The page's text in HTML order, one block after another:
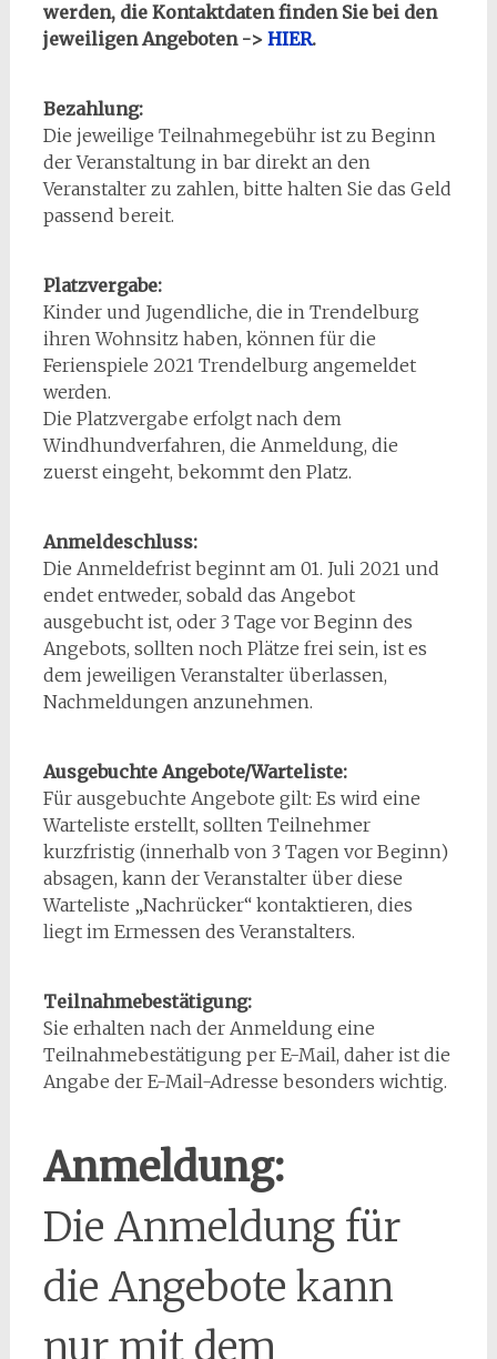
werden, die Kontaktdaten finden Sie bei den
jeweiligen Angeboten -> HIER.
Bezahlung:
Die jeweilige Teilnahmegebühr ist zu Beginn
der Veranstaltung in bar direkt an den
Veranstalter zu zahlen, bitte halten Sie das Geld
passend bereit.
Platzvergabe:
Kinder und Jugendliche, die in Trendelburg
ihren Wohnsitz haben, können für die
Ferienspiele 2021 Trendelburg angemeldet
werden.
Die Platzvergabe erfolgt nach dem
Windhundverfahren, die Anmeldung, die
zuerst eingeht, bekommt den Platz.
Anmeldeschluss:
Die Anmeldefrist beginnt am 01. Juli 2021 und
endet entweder, sobald das Angebot
ausgebucht ist, oder 3 Tage vor Beginn des
Angebots, sollten noch Plätze frei sein, ist es
dem jeweiligen Veranstalter überlassen,
Nachmeldungen anzunehmen.
Ausgebuchte Angebote/Warteliste:
Für ausgebuchte Angebote gilt: Es wird eine
Warteliste erstellt, sollten Teilnehmer
kurzfristig (innerhalb von 3 Tagen vor Beginn)
absagen, kann der Veranstalter über diese
Warteliste „Nachrücker“ kontaktieren, dies
liegt im Ermessen des Veranstalters.
Teilnahmebestätigung:
Sie erhalten nach der Anmeldung eine
Teilnahmebestätigung per E-Mail, daher ist die
Angabe der E-Mail-Adresse besonders wichtig.
Anmeldung:
Die Anmeldung für
die Angebote kann
nur mit dem